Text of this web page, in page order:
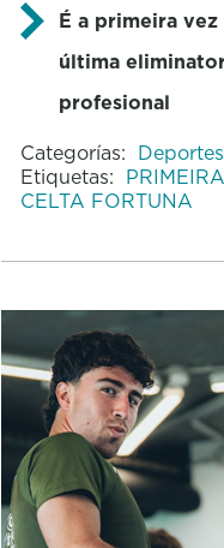
É a primeira
última
profesional
Categorías: Deportes
Etiquetas:
CELTA FORTUNA